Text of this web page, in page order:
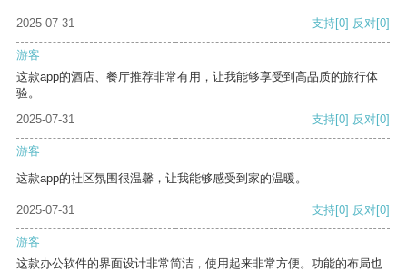
2025-07-31 支持[0] 反对[0]
游客
这款app的酒店、餐厅推荐非常有用，让我能够享受到高品质的旅行体
验。
2025-07-31
支持[0] 反对[0]
游客
这款app的社区氛围很温馨，让我能够感受到家的温暖。
2025-07-31 支持[0] 反对[0]
游客
这款办公软件的界面设计非常简洁，使用起来非常方便。功能的布局也